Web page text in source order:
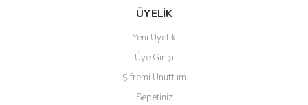
ÜYELİK
Yeni Üyelik
Üye Girişi
Şifremi Unuttum
Sepetiniz